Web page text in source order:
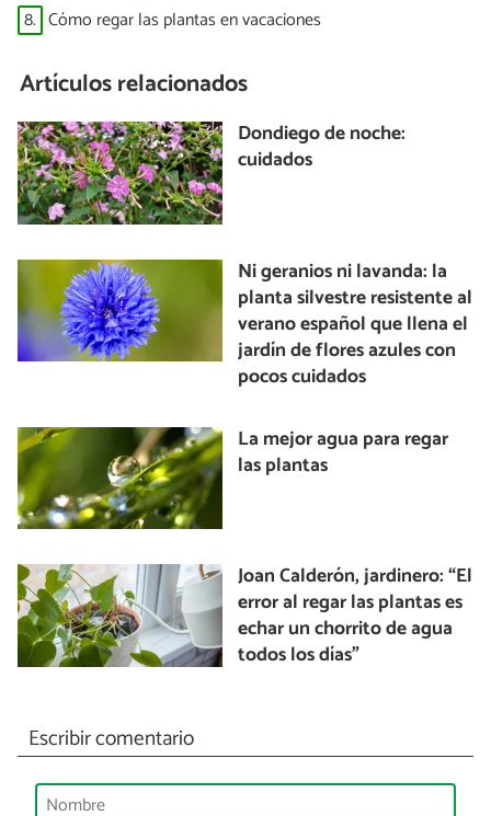
8. Cómo regar las plantas en vacaciones
Artículos relacionados
Dondiego de noche:
cuidados
Ni geranios ni lavanda: la
planta silvestre resistente al
verano español que llena el
jardín de flores azules con
pocos cuidados
La mejor agua para regar
las plantas
Joan Calderón, jardinero: “El
error al regar las plantas es
echar un chorrito de agua
todos los días”
Escribir comentario